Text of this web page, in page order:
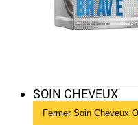
SOIN CHEVEUX
Fermer Soin Cheveux